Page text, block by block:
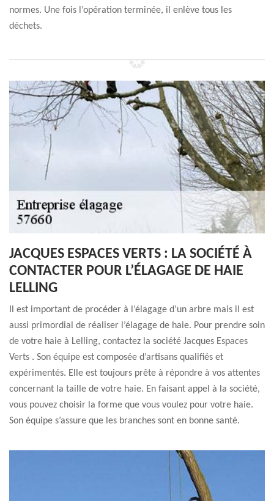
normes. Une fois l’opération terminée, il enlève tous les
déchets.
JACQUES ESPACES VERTS : LA SOCIÉTÉ À
CONTACTER POUR L’ÉLAGAGE DE HAIE
LELLING
Il est important de procéder à l’élagage d’un arbre mais il est
aussi primordial de réaliser l’élagage de haie. Pour prendre soin
de votre haie à Lelling, contactez la société Jacques Espaces
Verts . Son équipe est composée d’artisans qualifiés et
expérimentés. Elle est toujours prête à répondre à vos attentes
concernant la taille de votre haie. En faisant appel à la société,
vous pouvez choisir la forme que vous voulez pour votre haie.
Son équipe s’assure que les branches sont en bonne santé.